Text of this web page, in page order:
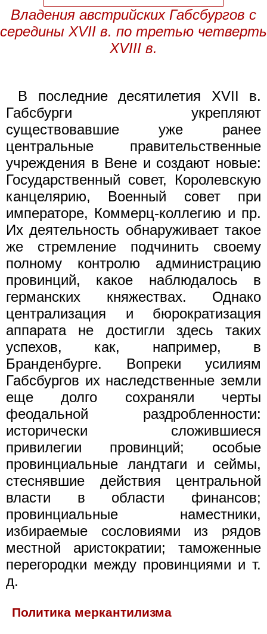
Владения австрийских Габсбургов с
середины XVII в. по третью четверть
XVIII в.
В последние десятилетия XVII в.
Габсбурги укрепляют
существовавшие уже ранее
центральные правительственные
учреждения в Вене и создают новые:
Государственный совет, Королевскую
канцелярию, Военный совет при
императоре, Коммерц-коллегию и пр.
Их деятельность обнаруживает такое
же стремление подчинить своему
полному контролю администрацию
провинций, какое наблюдалось в
германских княжествах. Однако
централизация и бюрократизация
аппарата не достигли здесь таких
успехов, как, например, в
Бранденбурге. Вопреки усилиям
Габсбургов их наследственные земли
еще долго сохраняли черты
феодальной раздробленности:
исторически сложившиеся
привилегии провинций; особые
провинциальные ландтаги и сеймы,
стеснявшие действия центральной
власти в области финансов;
провинциальные наместники,
избираемые сословиями из рядов
местной аристократии; таможенные
перегородки между провинциями и т.
д.
Политика меркантилизма